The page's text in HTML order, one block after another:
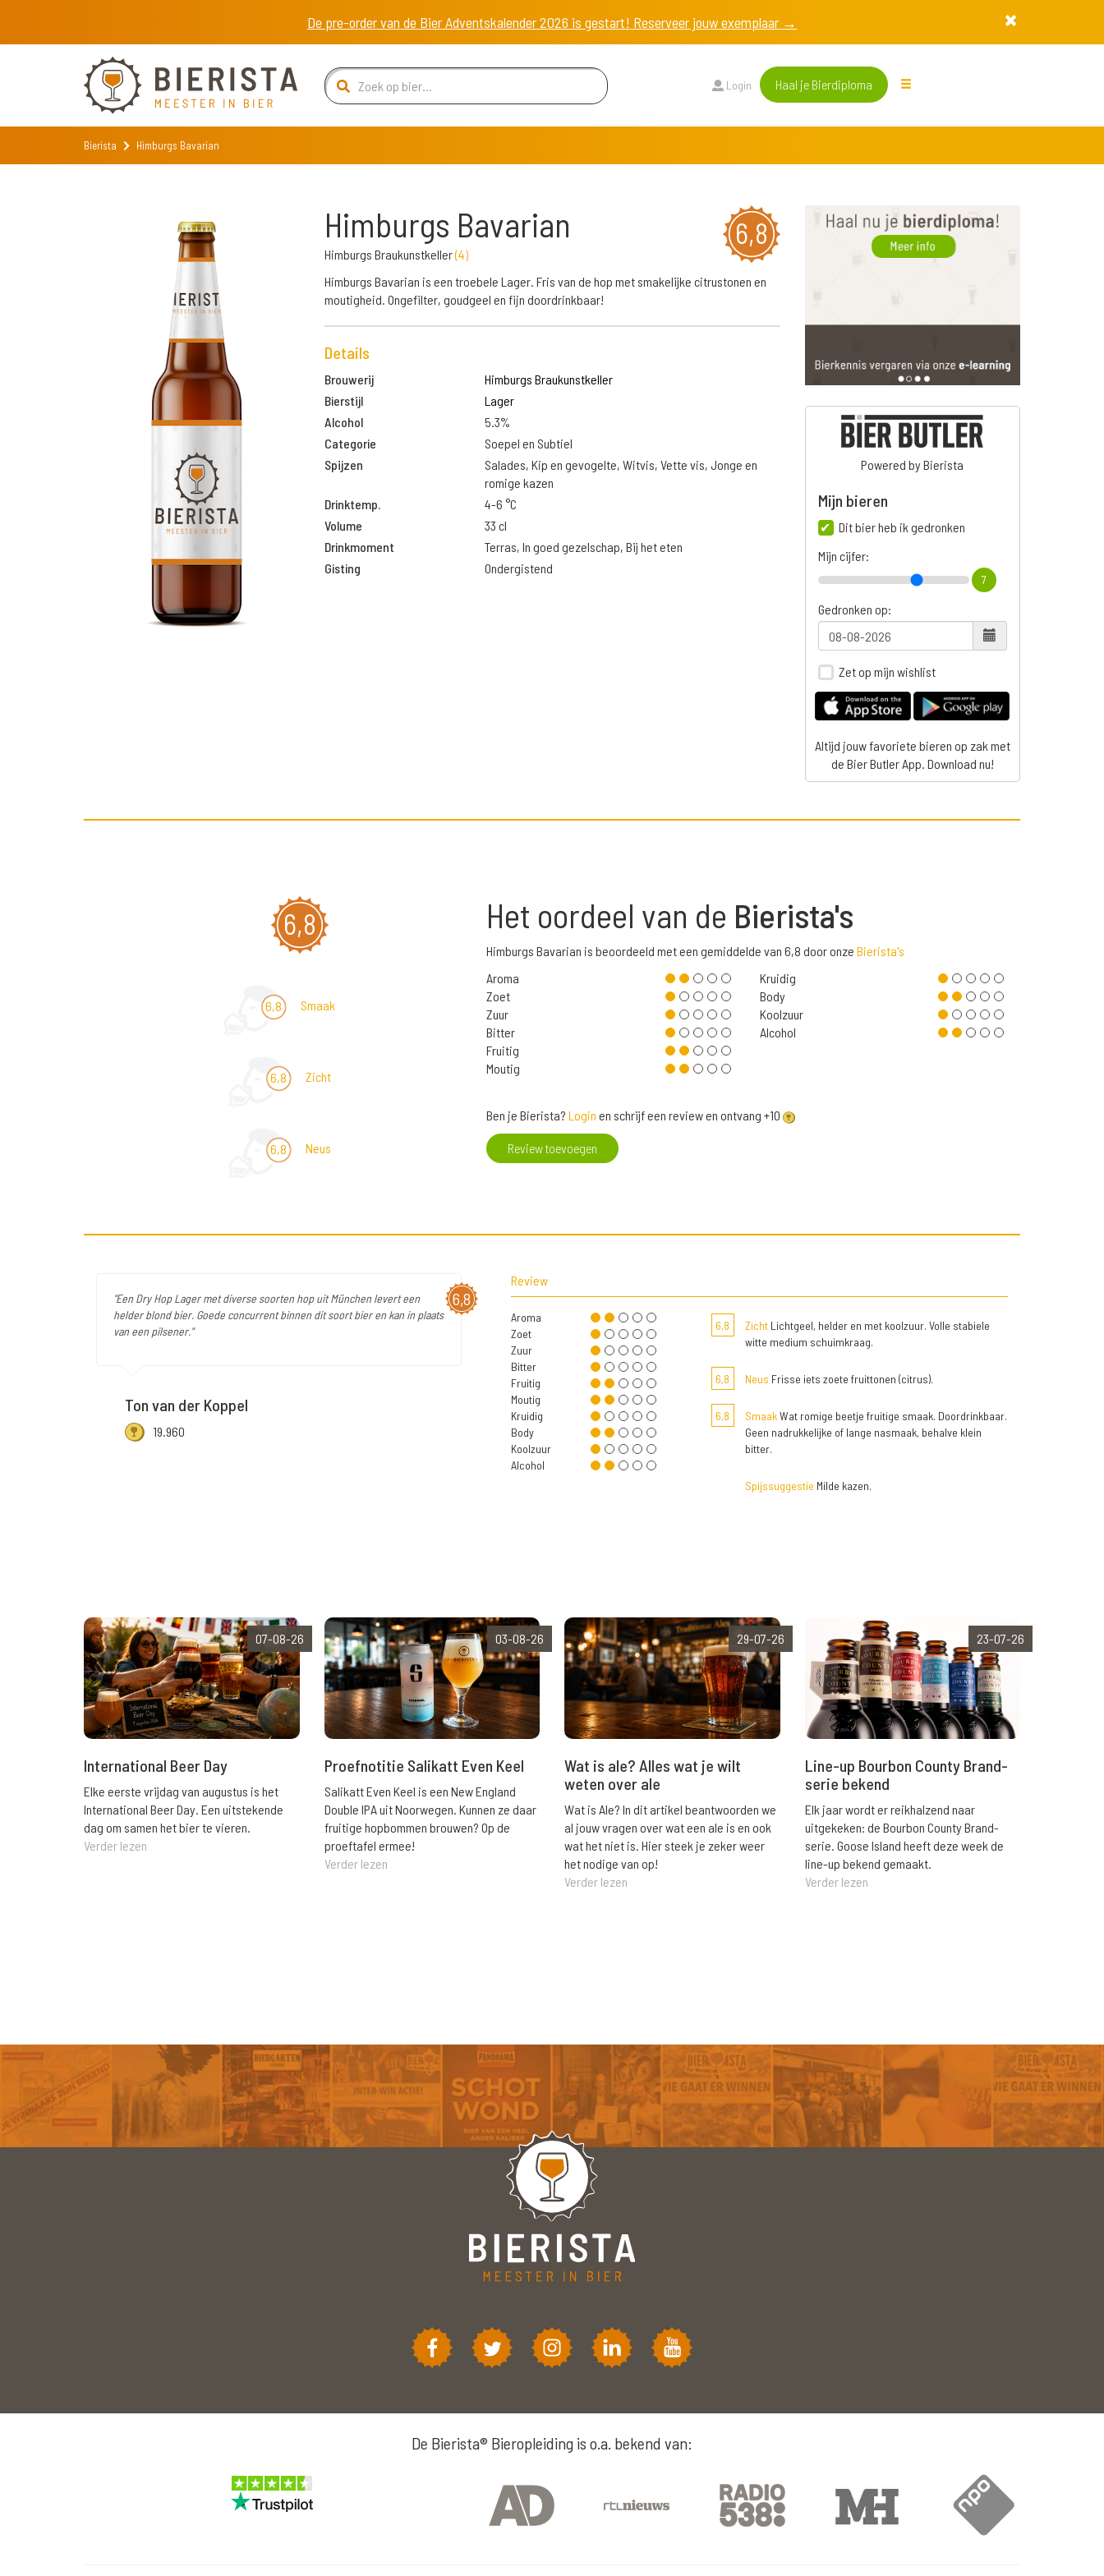
De pre-order van de Bier Adventskalender 2026 is gestart! Reserveer jouw exemplaar →
Login Haal je Bierdiploma
Bierista Himburgs Bavarian
6,8
Himburgs Bavarian
Himburgs Braukunstkeller(4)
Himburgs Bavarian is een troebele Lager. Fris van de hop met smakelijke citrustonen en
moutigheid. Ongefilter, goudgeel en fijn doordrinkbaar!
Details
Brouwerij
Himburgs Braukunstkeller
Bierstijl
Lager
Alcohol
5.3%
Categorie
Soepel en Subtiel
Spijzen
Salades, Kip en gevogelte, Witvis, Vette vis, Jonge en
romige kazen
Drinktemp.
4-6 °C
Volume
33 cl
Drinkmoment
Terras, In goed gezelschap, Bij het eten
Gisting
Ondergistend
Powered by Bierista
Mijn bieren
Dit bier heb ik gedronken
Mijn cijfer:
7
Gedronken op:
Zet op mijn wishlist
Altijd jouw favoriete bieren op zak met
de Bier Butler App. Download nu!
6,8
6,8 Smaak
6,8 Zicht
6,8 Neus
Het oordeel van de Bierista's
Himburgs Bavarian is beoordeeld met een gemiddelde van 6,8 door onze Bierista's
Aroma
Zoet
Zuur
Bitter
Fruitig
Moutig
Kruidig
Body
Koolzuur
Alcohol
Ben je Bierista? Login en schrijf een review en ontvang +10
Review toevoegen
6,8
"Een Dry Hop Lager met diverse soorten hop uit München levert een
helder blond bier. Goede concurrent binnen dit soort bier en kan in plaats
van een pilsener."
Ton van der Koppel
19.960
Review
Aroma
Zoet
Zuur
Bitter
Fruitig
Moutig
Kruidig
Body
Koolzuur
Alcohol
6,8 ZichtLichtgeel, helder en met koolzuur. Volle stabiele
witte medium schuimkraag.
6,8 Neus Frisse iets zoete fruittonen (citrus).
6,8 SmaakWat romige beetje fruitige smaak. Doordrinkbaar.
Geen nadrukkelijke of lange nasmaak, behalve klein
bitter.
Spijssuggestie Milde kazen.
07-08-26
International Beer Day
Elke eerste vrijdag van augustus is het
International Beer Day. Een uitstekende
dag om samen het bier te vieren.
Verder lezen
03-08-26
Proefnotitie Salikatt Even Keel
Salikatt Even Keel is een New England
Double IPA uit Noorwegen. Kunnen ze daar
fruitige hopbommen brouwen? Op de
proeftafel ermee!
Verder lezen
29-07-26
Wat is ale? Alles wat je wilt
weten over ale
Wat is Ale? In dit artikel beantwoorden we
al jouw vragen over wat een ale is en ook
wat het niet is. Hier steek je zeker weer
het nodige van op!
Verder lezen
23-07-26
Line-up Bourbon County Brand-
serie bekend
Elk jaar wordt er reikhalzend naar
uitgekeken: de Bourbon County Brand-
serie. Goose Island heeft deze week de
line-up bekend gemaakt.
Verder lezen
De Bierista® Bieropleiding is o.a. bekend van: